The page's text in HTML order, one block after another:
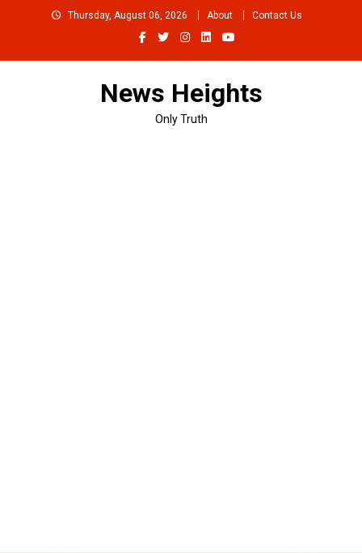
Thursday, August 06, 2026 About Contact Us
News Heights
Only Truth